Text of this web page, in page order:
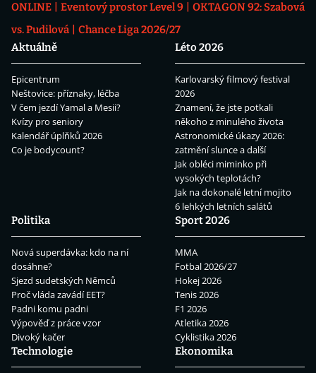
ONLINE
Eventový prostor Level 9
OKTAGON 92: Szabová
vs. Pudilová
Chance Liga 2026/27
Aktuálně
Epicentrum
Neštovice: příznaky, léčba
V čem jezdí Yamal a Mesii?
Kvízy pro seniory
Kalendář úplňků 2026
Co je bodycount?
Léto 2026
Karlovarský filmový festival
2026
Znamení, že jste potkali
někoho z minulého života
Astronomické úkazy 2026:
zatmění slunce a další
Jak obléci miminko při
vysokých teplotách?
Jak na dokonalé letní mojito
6 lehkých letních salátů
Politika
Nová superdávka: kdo na ní
dosáhne?
Sjezd sudetských Němců
Proč vláda zavádí EET?
Padni komu padni
Výpověď z práce vzor
Divoký kačer
Sport 2026
MMA
Fotbal 2026/27
Hokej 2026
Tenis 2026
F1 2026
Atletika 2026
Cyklistika 2026
Technologie
Ekonomika